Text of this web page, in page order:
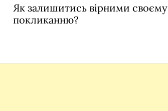
Як залишитись вірними своєму
покликанню?